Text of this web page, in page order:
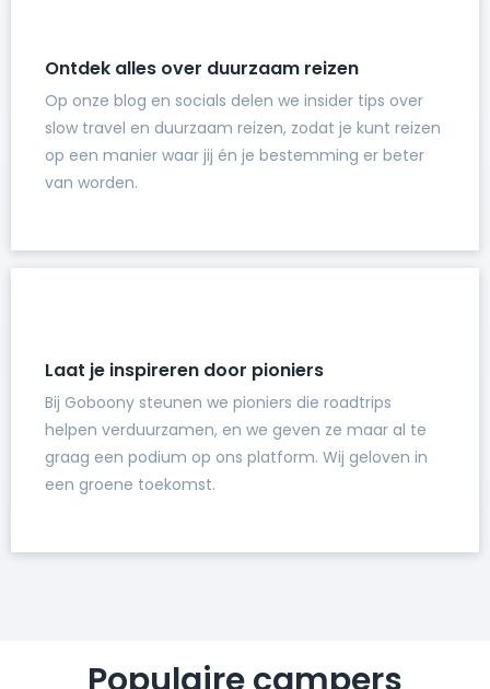
Ontdek alles over duurzaam reizen
Op onze blog en socials delen we insider tips over
slow travel en duurzaam reizen, zodat je kunt reizen
op een manier waar jij én je bestemming er beter
van worden.
Laat je inspireren door pioniers
Bij Goboony steunen we pioniers die roadtrips
helpen verduurzamen, en we geven ze maar al te
graag een podium op ons platform. Wij geloven in
een groene toekomst.